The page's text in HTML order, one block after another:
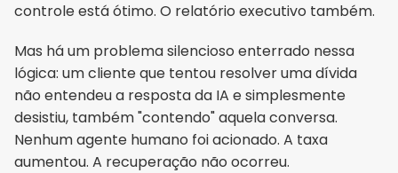
controle está ótimo. O relatório executivo também.
Mas há um problema silencioso enterrado nessa
lógica: um cliente que tentou resolver uma dívida
não entendeu a resposta da IA e simplesmente
desistiu, também "contendo" aquela conversa.
Nenhum agente humano foi acionado. A taxa
aumentou. A recuperação não ocorreu.